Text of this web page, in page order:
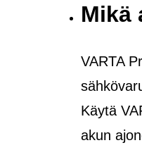
Mikä
VARTA
Käytä
akun